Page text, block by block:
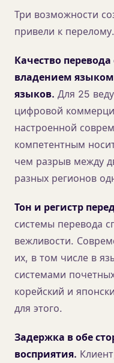
Три возможности
привели к перелому.
Качество
владением
языков. Для 25
цифровой
настроенной
компетентным
чем разрыв между
разных регионов
Тон и регистр
системы перевода
вежливости.
их, в том числе в
системами
корейский и
для этого.
Задержка в обе
восприятия.